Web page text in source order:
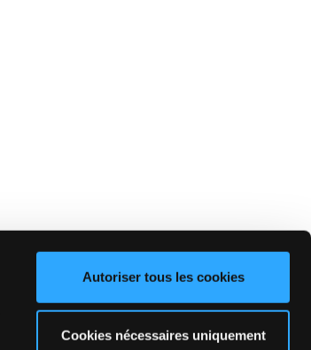
Autoriser tous les cookies
Cookies nécessaires uniquement